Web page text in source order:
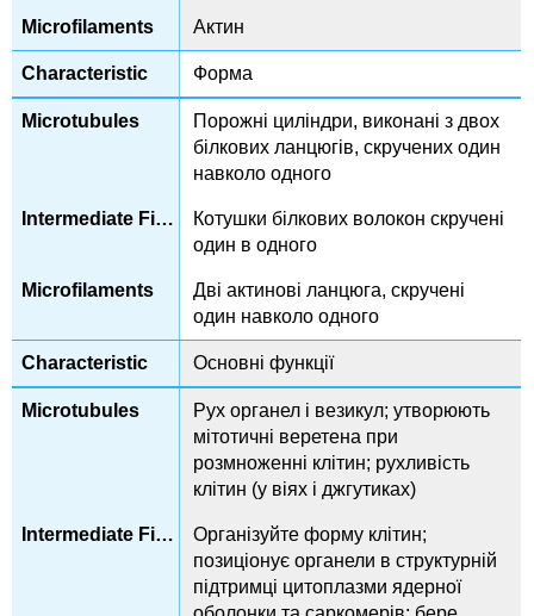
Актин
Форма
Порожні циліндри, виконані з двох
білкових ланцюгів, скручених один
навколо одного
Котушки білкових волокон скручені
один в одного
Дві актинові ланцюга, скручені
один навколо одного
Основні функції
Рух органел і везикул; утворюють
мітотичні веретена при
розмноженні клітин; рухливість
клітин (у віях і джгутиках)
Організуйте форму клітин;
позиціонує органели в структурній
підтримці цитоплазми ядерної